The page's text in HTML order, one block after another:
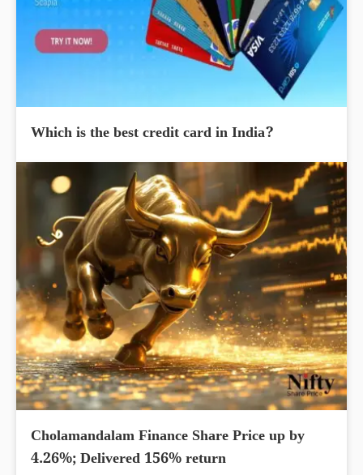
Which is the best credit card in India?
Cholamandalam Finance Share Price up by
4.26%; Delivered 156% return